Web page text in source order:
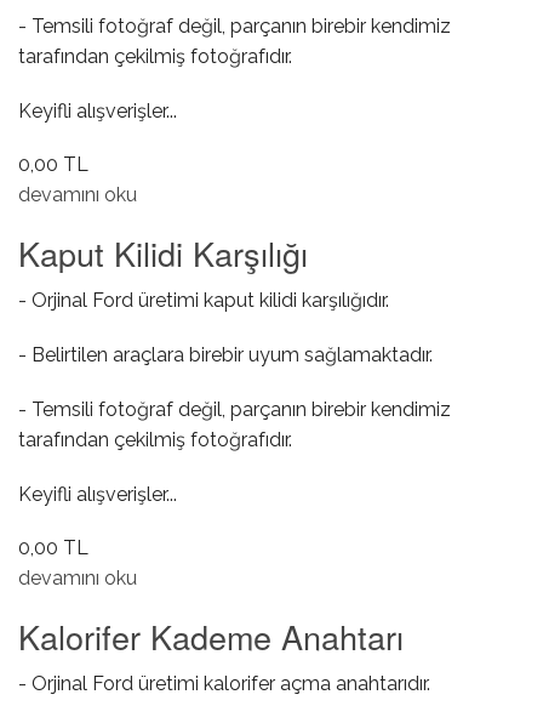
- Temsili fotoğraf değil, parçanın birebir kendimiz
tarafından çekilmiş fotoğrafıdır.
Keyifli alışverişler...
0,00 TL
Torpido Açma Tuşu hakkında
devamını oku
Kaput Kilidi Karşılığı
- Orjinal Ford üretimi kaput kilidi karşılığıdır.
- Belirtilen araçlara birebir uyum sağlamaktadır.
- Temsili fotoğraf değil, parçanın birebir kendimiz
tarafından çekilmiş fotoğrafıdır.
Keyifli alışverişler...
0,00 TL
Kaput Kilidi Karşılığı hakkında
devamını oku
Kalorifer Kademe Anahtarı
- Orjinal Ford üretimi kalorifer açma anahtarıdır.